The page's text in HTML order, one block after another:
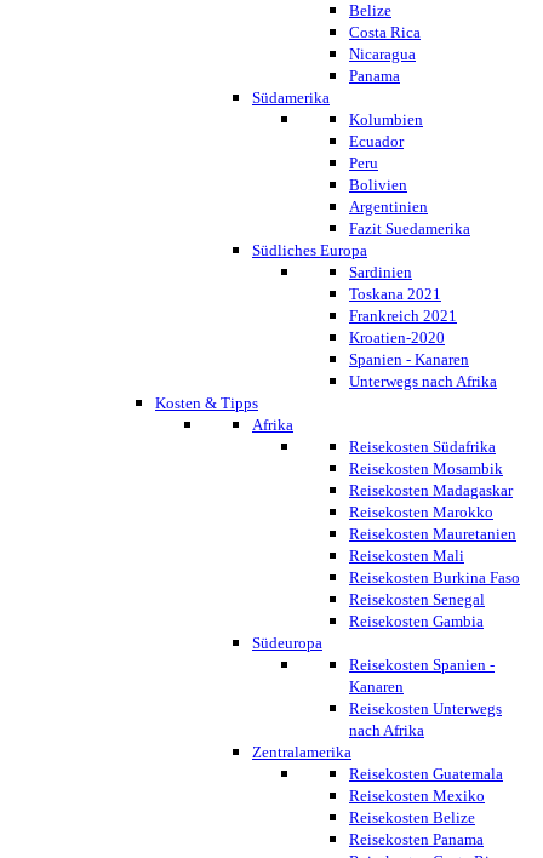
Belize
Costa Rica
Nicaragua
Panama
Südamerika
Kolumbien
Ecuador
Peru
Bolivien
Argentinien
Fazit Suedamerika
Südliches Europa
Sardinien
Toskana 2021
Frankreich 2021
Kroatien-2020
Spanien - Kanaren
Unterwegs nach Afrika
Kosten & Tipps
Afrika
Reisekosten Südafrika
Reisekosten Mosambik
Reisekosten Madagaskar
Reisekosten Marokko
Reisekosten Mauretanien
Reisekosten Mali
Reisekosten Burkina Faso
Reisekosten Senegal
Reisekosten Gambia
Südeuropa
Reisekosten Spanien -
Kanaren
Reisekosten Unterwegs
nach Afrika
Zentralamerika
Reisekosten Guatemala
Reisekosten Mexiko
Reisekosten Belize
Reisekosten Panama